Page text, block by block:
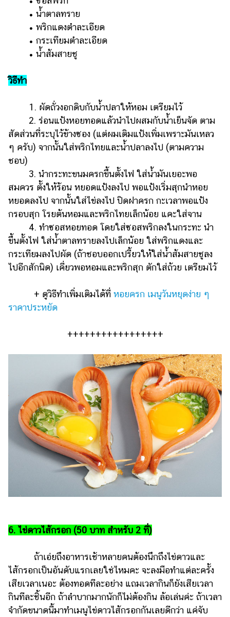
• น้ำตาลทราย
• พริกแดงตำละเอียด
• กระเทียมตำละเอียด
• น้ำส้มสายชู
วิธีทำ
1. ผัดถั่วงอกดิบกับน้ำปลาให้หอม เตรียมไว้
2. ร่อนแป้งหอยทอดแล้วนำไปผสมกับน้ำเย็นจัด ตาม
สัดส่วนที่ระบุไว้ข้างซอง (แต่ผมเติมแป้งเพิ่มเพราะมันเหลว
ๆ ครับ) จากนั้นใส่พริกไทยและน้ำปลาลงไป (ตามความ
ชอบ)
3. นำกระทะขนมครกขึ้นตั้งไฟ ใส่น้ำมันเยอะพอ
สมควร ตั้งให้ร้อน หยอดแป้งลงไป พอแป้งเริ่มสุกนำหอย
หยอดลงไป จากนั้นใส่ไข่ลงไป ปิดฝาครก กะเวลาพอแป้ง
กรอบสุก โรยต้นหอมและพริกไทยเล็กน้อย แคะใส่จาน
4. ทำซอสหอยทอด โดยใส่ซอสพริกลงในกระทะ นำ
ขึ้นตั้งไฟ ใส่น้ำตาลทรายลงไปเล็กน้อย ใส่พริกแดงและ
กระเทียมลงไปผัด (ถ้าชอบออกเปรี้ยวให้ใส่น้ำส้มสายชูลง
ไปอีกสักนิด) เคี่ยวพอหอมและพริกสุก ตักใส่ถ้วย เตรียมไว้
+ ดูวิธีทำเพิ่มเติมได้ที่ หอยครก เมนูวันหยุดง่าย ๆ
ราคาประหยัด
+++++++++++++++++
6. ไข่ดาวไส้กรอก (50 บาท สำหรับ 2 ที่)
ถ้าเอ่ยถึงอาหารเช้าหลายคนต้องนึกถึงไข่ดาวและ
ไส้กรอกเป็นอันดับแรกเลยใช่ไหมคะ จะลงมือทำแต่ละครั้ง
เสียเวลาเนอะ ต้องทอดทีละอย่าง แถมเวลากินก็ยังเสียเวลา
กินทีละชิ้นอีก ถ้าลำบากมากนักก็ไม่ต้องกิน ล้อเล่นค่ะ ถ้าเวลา
จำกัดขนาดนี้มาทำเมนูไข่ดาวไส้กรอกกันเลยดีกว่า แค่จับ